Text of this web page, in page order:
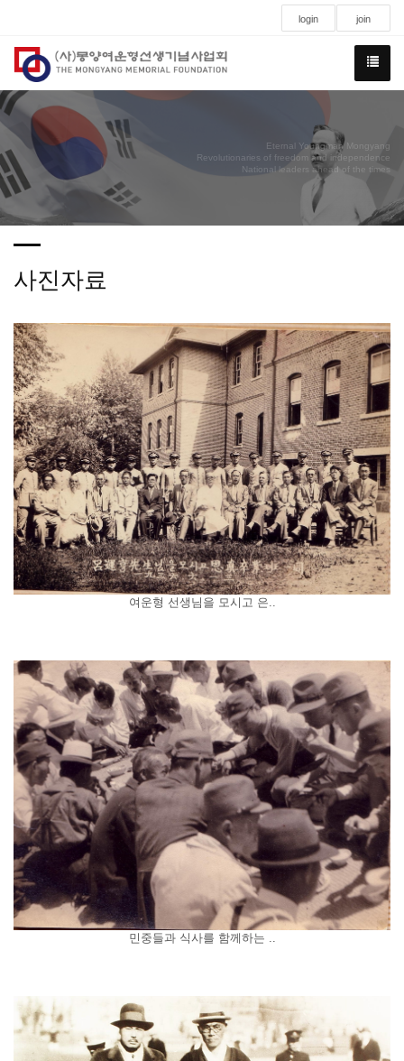
login join
Eternal Youngman Mongyang
Revolutionaries of freedom and independence
National leaders ahead of the times
사진자료
여운형 선생님을 모시고 은..
민중들과 식사를 함께하는 ..